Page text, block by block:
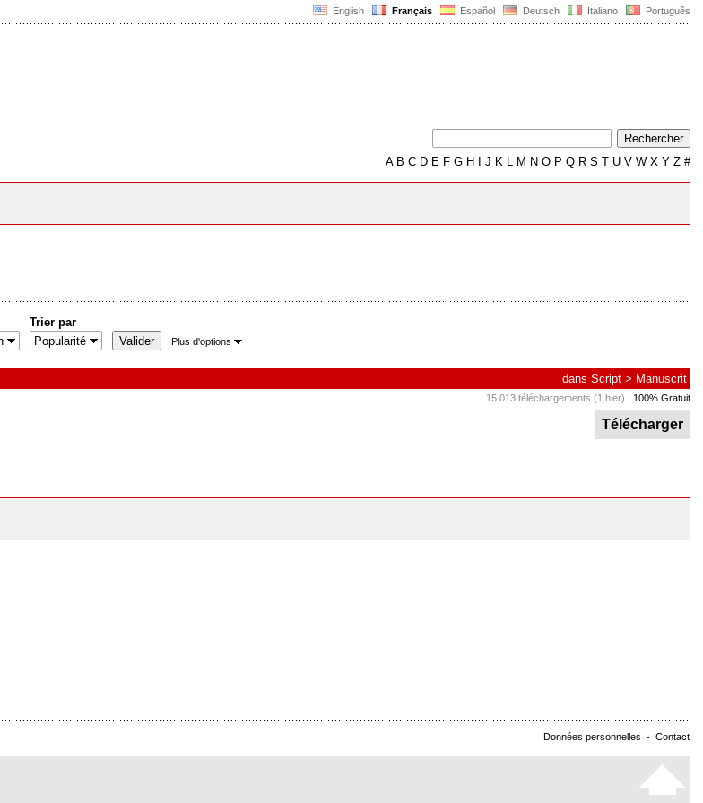
English Français Español Deutsch Italiano Português
AB C D E F G H J K L M N O P Q R S T U V W X Y Z #
Trier par
Plus d'options
dans Script > Manuscrit
15 013 téléchargements (1 hier) 100% Gratuit
Télécharger
Données personnelles - Contact